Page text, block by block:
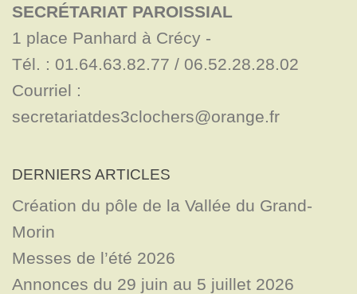
SECRÉTARIAT PAROISSIAL
1 place Panhard à Crécy -
Tél. : 01.64.63.82.77 / 06.52.28.28.02
Courriel :
secretariatdes3clochers@orange.fr
DERNIERS ARTICLES
Création du pôle de la Vallée du Grand-
Morin
Messes de l’été 2026
Annonces du 29 juin au 5 juillet 2026